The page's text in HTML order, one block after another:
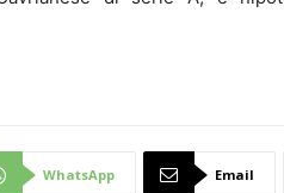
WhatsApp Email